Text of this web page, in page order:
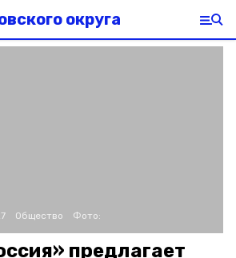
округа
Общество Фото:
предлагает